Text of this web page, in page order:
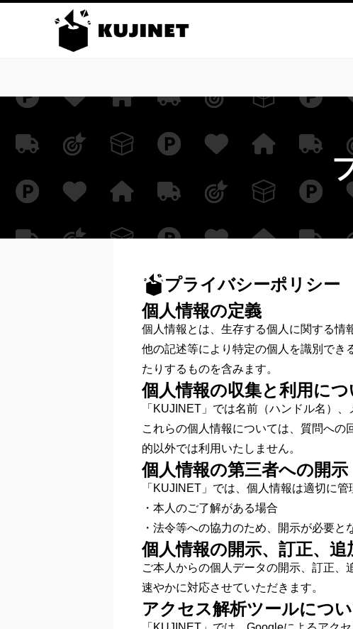
プライバシーポリシー
個人情報の定義
個人情報とは、生存する個人に関する情
他の記述等により特定の個人を識別でき
たりするものを含みます。
個人情報の収集と利用につ
「KUJINET」では名前（ハンドル名）
これらの個人情報については、質問への
的以外では利用いたしません。
個人情報の第三者への開示
「KUJINET」では、個人情報は適切に
・本人のご了解がある場合
・法令等への協力のため、開示が必要と
個人情報の開示、訂正、
ご本人からの個人データの開示、訂正、
速やかに対応させていただきます。
アクセス解析ツールにつ